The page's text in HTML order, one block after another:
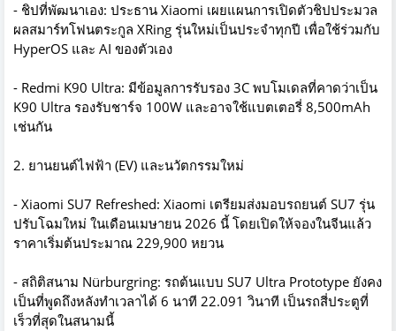
- ชิปที่พัฒนาเอง: ประธาน Xiaomi เผยแผนการเปิดตัวชิปประมวล
ผลสมาร์ทโฟนตระกูล XRing รุ่นใหม่เป็นประจำทุกปี เพื่อใช้ร่วมกับ
HyperOS และ AI ของตัวเอง
- Redmi K90 Ultra: มีข้อมูลการรับรอง 3C พบโมเดลที่คาดว่าเป็น
K90 Ultra รองรับชาร์จ 100W และอาจใช้แบตเตอรี่ 8,500mAh
เช่นกัน
2. ยานยนต์ไฟฟ้า (EV) และนวัตกรรมใหม่
- Xiaomi SU7 Refreshed: Xiaomi เตรียมส่งมอบรถยนต์ SU7 รุ่น
ปรับโฉมใหม่ ในเดือนเมษายน 2026 นี้ โดยเปิดให้จองในจีนแล้ว
ราคาเริ่มต้นประมาณ 229,900 หยวน
- สถิติสนาม Nürburgring: รถต้นแบบ SU7 Ultra Prototype ยังคง
เป็นที่พูดถึงหลังทำเวลาได้ 6 นาที 22.091 วินาที เป็นรถสี่ประตูที่
เร็วที่สุดในสนามนี้